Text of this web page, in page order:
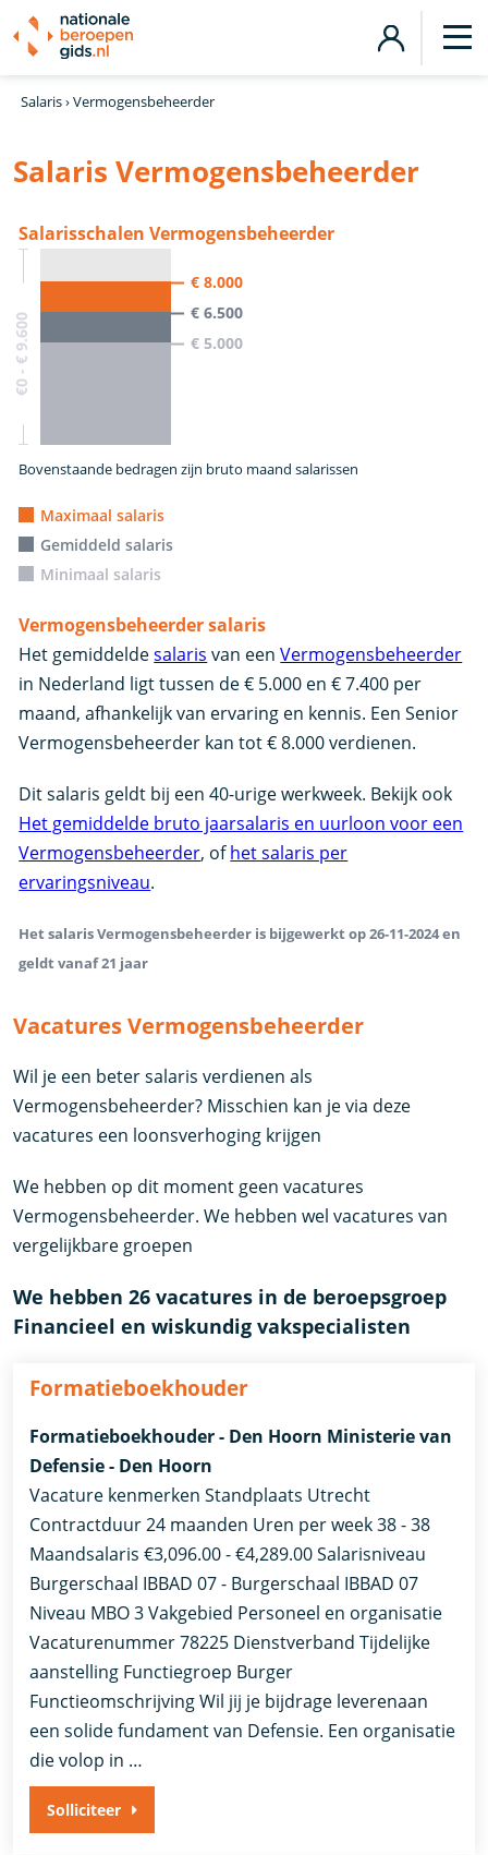
Salaris›Vermogensbeheerder
Salaris Vermogensbeheerder
Salarisschalen Vermogensbeheerder
€0 - € 9.600
€ 8.000
€ 6.500
€ 5.000
Bovenstaande bedragen zijn bruto maand salarissen
Maximaal salaris
Gemiddeld salaris
Minimaal salaris
Vermogensbeheerder salaris
Het gemiddeldesalaris van eenVermogensbeheerder
in Nederland ligt tussen de € 5.000 en € 7.400 per
maand, afhankelijk van ervaring en kennis. Een Senior
Vermogensbeheerder kan tot € 8.000 verdienen.
Dit salaris geldt bij een 40-urige werkweek. Bekijk ook
Het gemiddelde bruto jaarsalaris en uurloon voor een
Vermogensbeheerder, ofhet salaris per
ervaringsniveau.
Het salaris Vermogensbeheerder is bijgewerkt op 26-11-2024 en
geldt vanaf 21 jaar
Vacatures Vermogensbeheerder
Wil je een beter salaris verdienen als
Vermogensbeheerder? Misschien kan je via deze
vacatures een loonsverhoging krijgen
We hebben op dit moment geen vacatures
Vermogensbeheerder. We hebben wel vacatures van
vergelijkbare groepen
We hebben 26 vacatures in de beroepsgroep
Financieel en wiskundig vakspecialisten
Formatieboekhouder
Formatieboekhouder - Den Hoorn Ministerie van
Defensie - Den Hoorn
Vacature kenmerken Standplaats Utrecht
Contractduur 24 maanden Uren per week 38 - 38
Maandsalaris €3,096.00 - €4,289.00 Salarisniveau
Burgerschaal IBBAD 07 - Burgerschaal IBBAD 07
Niveau MBO 3 Vakgebied Personeel en organisatie
Vacaturenummer 78225 Dienstverband Tijdelijke
aanstelling​​ Functiegroep Burger​
Functieomschrijving Wil jij je bijdrage leverenaan
een solide fundament van Defensie. Een organisatie
die volop in …
Solliciteer